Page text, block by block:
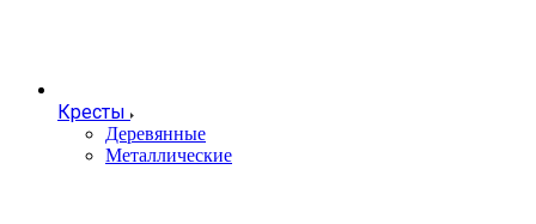
Кресты
Деревянные
Металлические